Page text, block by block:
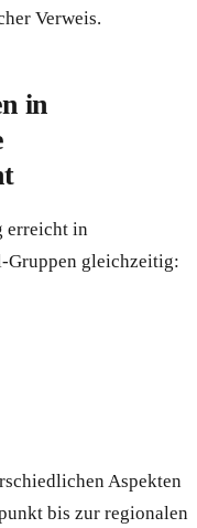
Verweis.
in
erreicht in
Gruppen gleichzeitig:
Aspekten
bis zur regionalen